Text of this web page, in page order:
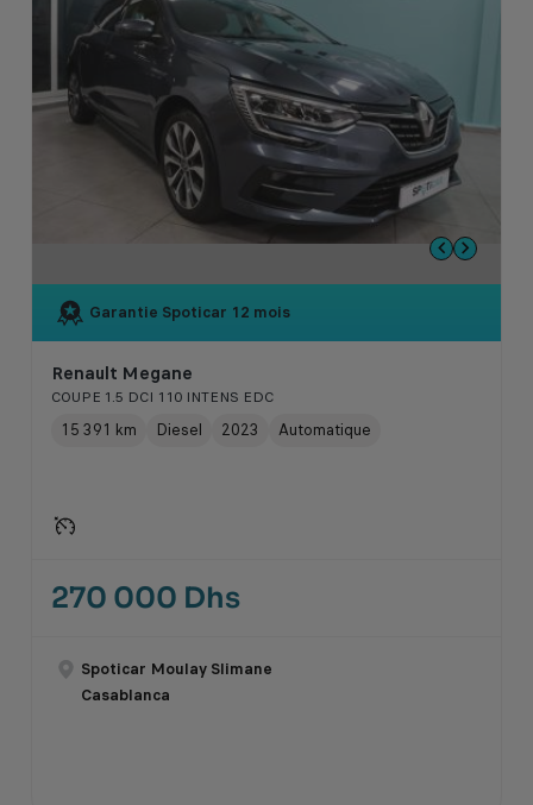
Garantie Spoticar 12 mois
Renault Megane
COUPE 1.5 DCI 110 INTENS EDC
15 391 km Diesel 2023 Automatique
270 000 Dhs
Spoticar Moulay Slimane
Casablanca